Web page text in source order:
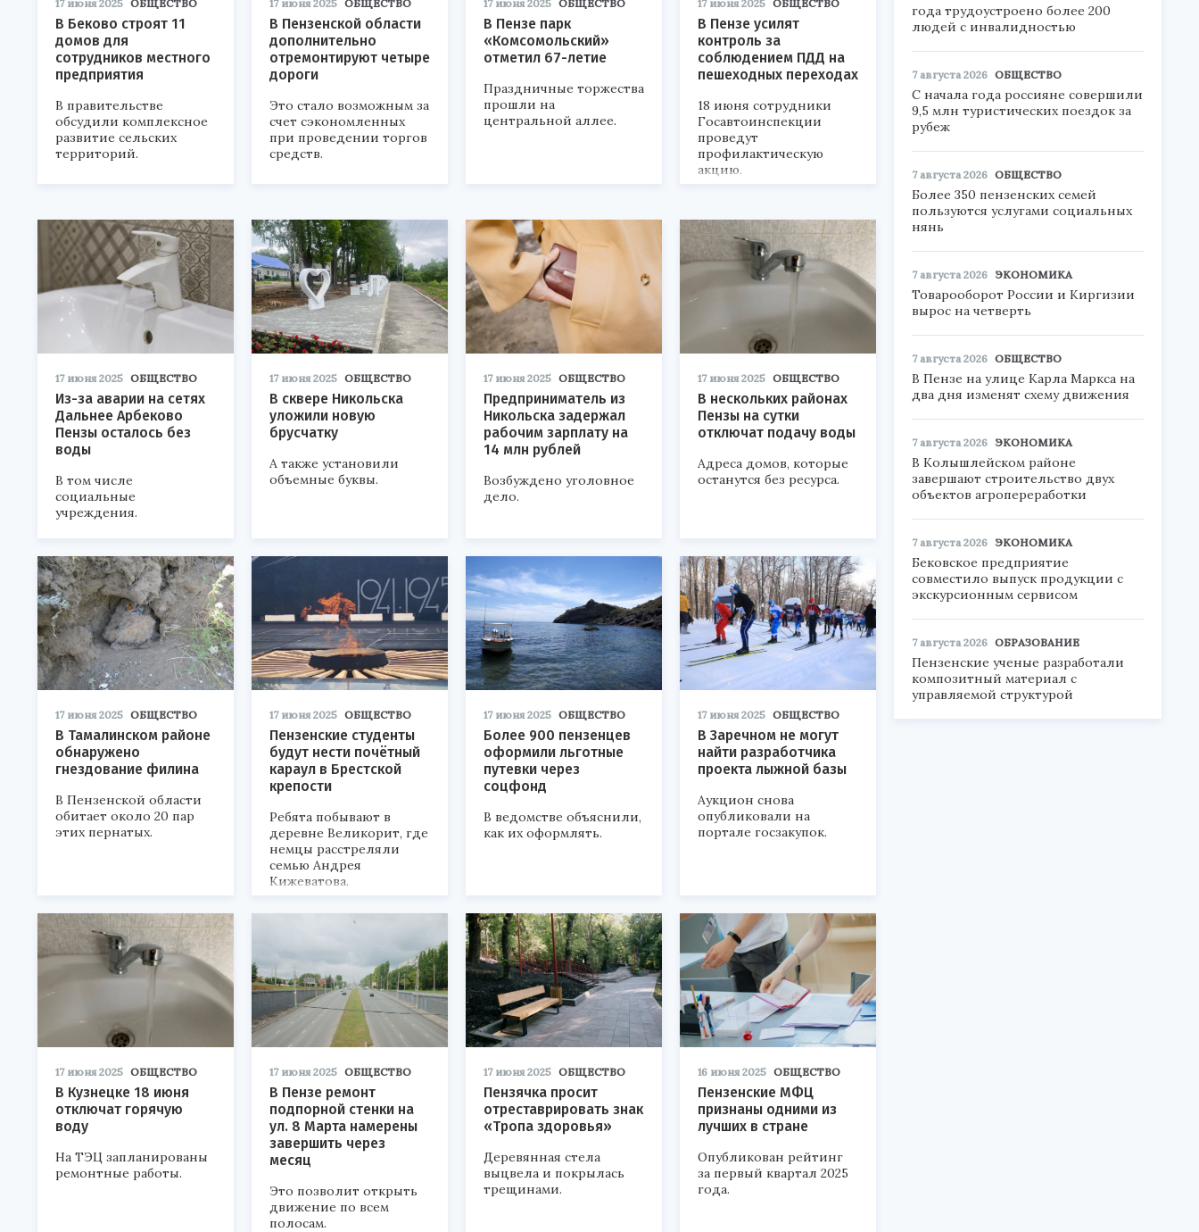
17 июня 2025 ОБЩЕСТВО
В Беково строят 11
домов для
сотрудников местного
предприятия
В правительстве
обсудили комплексное
развитие сельских
территорий.
17 июня 2025 ОБЩЕСТВО
В Пензенской области
дополнительно
отремонтируют четыре
дороги
Это стало возможным за
счет сэкономленных
при проведении торгов
средств.
17 июня 2025 ОБЩЕСТВО
В Пензе парк
«Комсомольский»
отметил 67-летие
Праздничные торжества
прошли на
центральной аллее.
17 июня 2025 ОБЩЕСТВО
В Пензе усилят
контроль за
соблюдением ПДД на
пешеходных переходах
18 июня сотрудники
Госавтоинспекции
проведут
профилактическую
акцию.
17 июня 2025 ОБЩЕСТВО
Из-за аварии на сетях
Дальнее Арбеково
Пензы осталось без
воды
В том числе
социальные
учреждения.
17 июня 2025 ОБЩЕСТВО
В сквере Никольска
уложили новую
брусчатку
А также установили
объемные буквы.
17 июня 2025 ОБЩЕСТВО
Предприниматель из
Никольска задержал
рабочим зарплату на
14 млн рублей
Возбуждено уголовное
дело.
17 июня 2025 ОБЩЕСТВО
В нескольких районах
Пензы на сутки
отключат подачу воды
Адреса домов, которые
останутся без ресурса.
17 июня 2025 ОБЩЕСТВО
В Тамалинском районе
обнаружено
гнездование филина
В Пензенской области
обитает около 20 пар
этих пернатых.
17 июня 2025 ОБЩЕСТВО
Пензенские студенты
будут нести почётный
караул в Брестской
крепости
Ребята побывают в
деревне Великорит, где
немцы расстреляли
семью Андрея
Кижеватова.
17 июня 2025 ОБЩЕСТВО
Более 900 пензенцев
оформили льготные
путевки через
соцфонд
В ведомстве объяснили,
как их оформлять.
17 июня 2025 ОБЩЕСТВО
В Заречном не могут
найти разработчика
проекта лыжной базы
Аукцион снова
опубликовали на
портале госзакупок.
17 июня 2025 ОБЩЕСТВО
В Кузнецке 18 июня
отключат горячую
воду
На ТЭЦ запланированы
ремонтные работы.
17 июня 2025 ОБЩЕСТВО
В Пензе ремонт
подпорной стенки на
ул. 8 Марта намерены
завершить через
месяц
Это позволит открыть
движение по всем
полосам.
17 июня 2025 ОБЩЕСТВО
Пензячка просит
отреставрировать знак
«Тропа здоровья»
Деревянная стела
выцвела и покрылась
трещинами.
16 июня 2025 ОБЩЕСТВО
Пензенские МФЦ
признаны одними из
лучших в стране
Опубликован рейтинг
за первый квартал 2025
года.
года трудоустроено более 200
людей с инвалидностью
7 августа 2026 ОБЩЕСТВО
С начала года россияне совершили
9,5 млн туристических поездок за
рубеж
7 августа 2026 ОБЩЕСТВО
Более 350 пензенских семей
пользуются услугами социальных
нянь
7 августа 2026 ЭКОНОМИКА
Товарооборот России и Киргизии
вырос на четверть
7 августа 2026 ОБЩЕСТВО
В Пензе на улице Карла Маркса на
два дня изменят схему движения
7 августа 2026 ЭКОНОМИКА
В Колышлейском районе
завершают строительство двух
объектов агропереработки
7 августа 2026 ЭКОНОМИКА
Бековское предприятие
совместило выпуск продукции с
экскурсионным сервисом
7 августа 2026 ОБРАЗОВАНИЕ
Пензенские ученые разработали
композитный материал с
управляемой структурой